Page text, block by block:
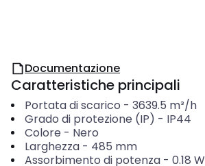
Documentazione
Caratteristiche principali
Portata di scarico - 3639.5 m³/h
Grado di protezione (IP) - IP44
Colore - Nero
Larghezza- 485 mm
Assorbimento di potenza- 0.18 W